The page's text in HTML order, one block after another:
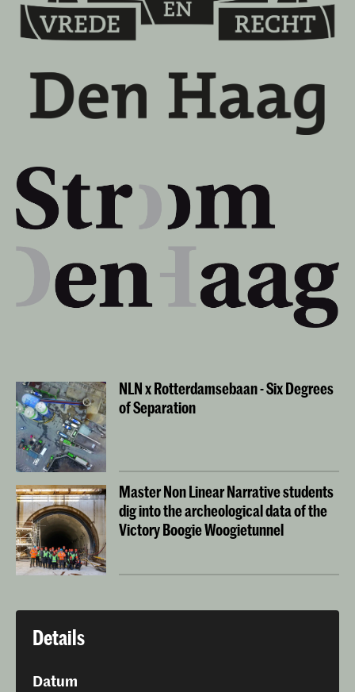
NLN x Rotterdamsebaan - Six Degrees
of Separation
Master Non Linear Narrative students
dig into the archeological data of the
Victory Boogie Woogietunnel
Details
Datum